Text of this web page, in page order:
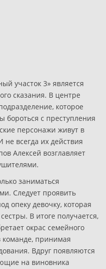
участок 3» является
сказания. В центре
которое
бороться с преступления
персонажи живут в
всегда их действия
Алексей возглавляет
заниматься
Следует проявить
опеку девочку, которая
В итоге получается,
окрас семейного
принимая
Вдруг появляются
на виновника